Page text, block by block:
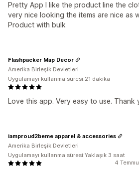
Pretty App I like the product line the
very nice looking the items are nice as
Product with bulk
Love this app. Very easy to use. Thank
Flashpacker Map Decor
Amerika Birleşik Devletleri
Uygulamayı kullanma süresi:21 dakika
4
iamproud2beme apparel & accessories
Amerika Birleşik Devletleri
Uygulamayı kullanma süresi:Yaklaşık 3 saat